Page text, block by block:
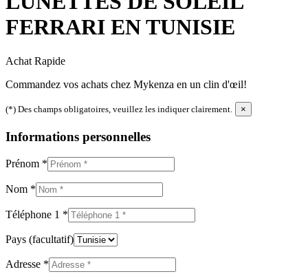
FERRARI EN TUNISIE
Achat Rapide
Commandez vos achats chez Mykenza en un clin d'œil!
(*) Des champs obligatoires, veuillez les indiquer clairement. ×
Informations personnelles
Prénom *
Nom *
Téléphone 1 *
Pays (facultatif)
Adresse *